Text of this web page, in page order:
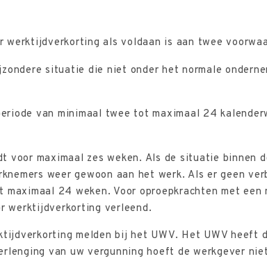
als voldaan is aan twee
situatie die niet onder het normale
van minimaal twee tot maximaal 24
voor maximaal zes weken. Als de situatie binnen
weer gewoon aan het werk. Als er geen
24 weken. Voor oproepkrachten met een
werktijdverkorting verleend.
melden bij het UWV. Het UWV heeft
van uw vergunning hoeft de werkgever